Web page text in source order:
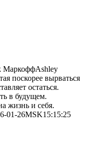
МаркоффAshley
поскорее вырваться
остаться.
в будущем.
жизнь и себя.
01-26MSK15:15:25